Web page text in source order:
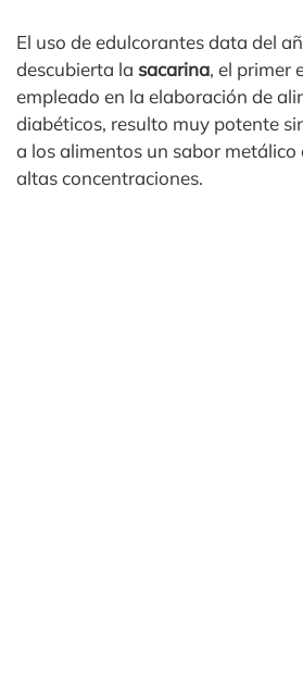
El uso de edulcorantes data del
descubierta la sacarina, el primer
empleado en la elaboración de
diabéticos, resulto muy potente
a los alimentos un sabor metálico
altas concentraciones.